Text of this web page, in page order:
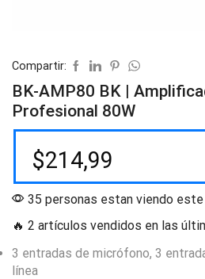
Compartir:
BK-AMP80 BK |
Profesional 80W
$214,99
35 personas estan viendo
🔥 2 artículos vendidos en las
3 entradas de micrófono, 3
línea